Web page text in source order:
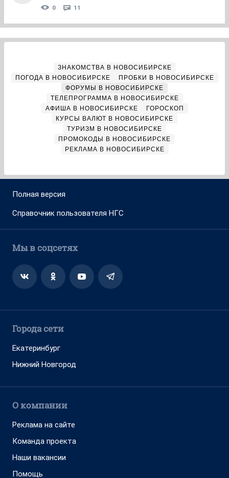
0 11
ЗНАКОМСТВА В НОВОСИБИРСКЕ
ПОГОДА В НОВОСИБИРСКЕ
ПРОБКИ В НОВОСИБИРСКЕ
ФОРУМЫ В НОВОСИБИРСКЕ
ТЕЛЕПРОГРАММА В НОВОСИБИРСКЕ
АФИША В НОВОСИБИРСКЕ
ГОРОСКОП
КУРСЫ ВАЛЮТ В НОВОСИБИРСКЕ
ТУРИЗМ В НОВОСИБИРСКЕ
ПРОМОКОДЫ В НОВОСИБИРСКЕ
РЕКЛАМА В НОВОСИБИРСКЕ
Полная версия
Справочник пользователя НГС
Мы в соцсетях
Города сети
Екатеринбург
Нижний Новгород
О компании
Реклама на сайте
Команда проекта
Наши вакансии
Помощь